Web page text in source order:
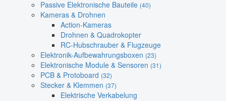
Passive Elektronische Bauteile (40)
Kameras & Drohnen
Action-Kameras
Drohnen & Quadrokopter
RC-Hubschrauber & Flugzeuge
Elektronik-Aufbewahrungsboxen (23)
Elektronische Module & Sensoren (31)
PCB & Protoboard (32)
Stecker & Klemmen (37)
Elektrische Verkabelung